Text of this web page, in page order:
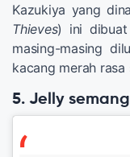
Kazukiya yang
Thieves) ini dibuat
masing-masing
kacang merah rasa
5. Jelly